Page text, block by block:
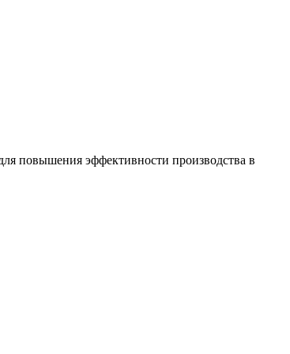
повышения эффективности производства в